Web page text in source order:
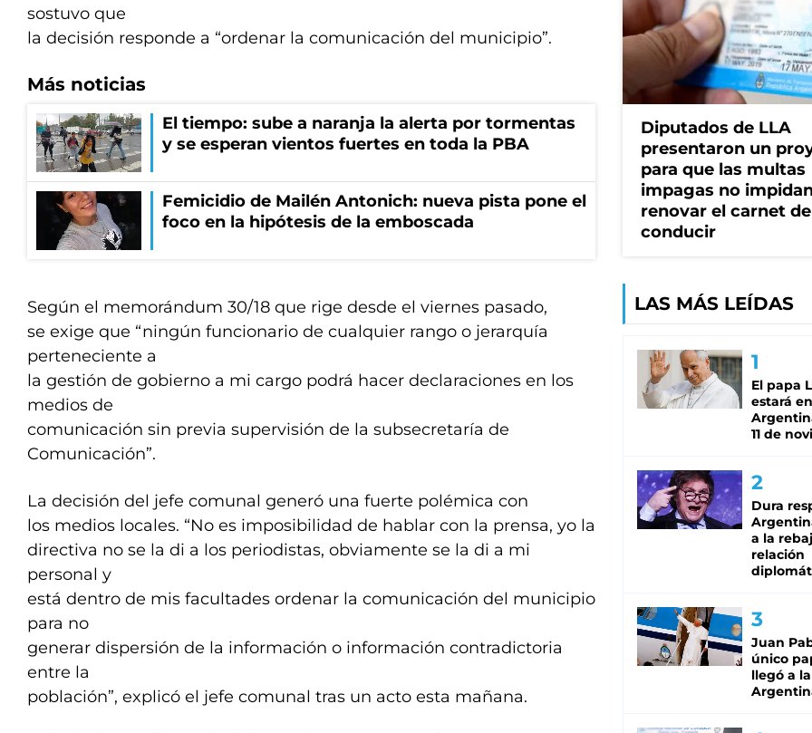
sostuvo que
la decisión responde a “ordenar la comunicación del municipio”.
Más noticias
El tiempo: sube a naranja la alerta por tormentas
y se esperan vientos fuertes en toda la PBA
Femicidio de Mailén Antonich: nueva pista pone el
foco en la hipótesis de la emboscada
Según el memorándum 30/18 que rige desde el viernes pasado,
se exige que “ningún funcionario de cualquier rango o jerarquía
perteneciente a
la gestión de gobierno a mi cargo podrá hacer declaraciones en los
medios de
comunicación sin previa supervisión de la subsecretaría de
Comunicación”.
La decisión del jefe comunal generó una fuerte polémica con
los medios locales. “No es imposibilidad de hablar con la prensa, yo la
directiva no se la di a los periodistas, obviamente se la di a mi
personal y
está dentro de mis facultades ordenar la comunicación del municipio
para no
generar dispersión de la información o información contradictoria
entre la
población”, explicó el jefe comunal tras un acto esta mañana.
Diputados de LLA
presentaron un
para que las multas
impagas no
renovar el carnet de
conducir
LAS MÁS LEÍDAS
El papa
estará
11 de
Dura
a la
relación
Juan
único
llegó a la